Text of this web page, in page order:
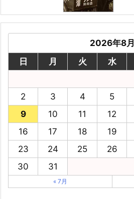
2026年8月
日
月 火 水
2
3 4 5
9
10 11 12
16
17 18 19
23
24 25 26
30
31
« 7月